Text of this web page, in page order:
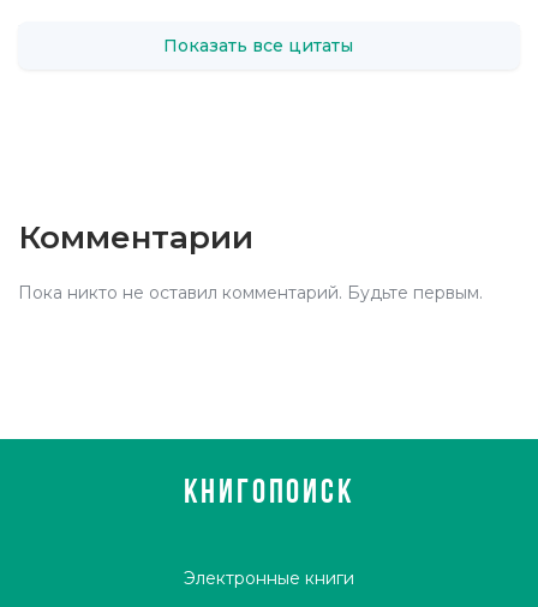
Показать все цитаты
Комментарии
Пока никто не оставил комментарий. Будьте первым.
КНИГОПОИСК
Электронные книги